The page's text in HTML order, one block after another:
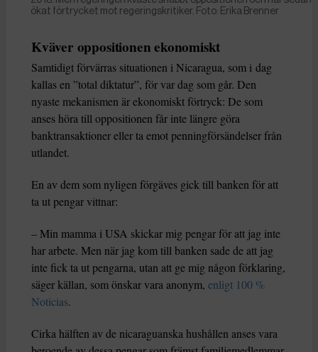
ökat förtrycket mot regeringskritiker. Foto: Erika Brenner
Kväver oppositionen ekonomiskt
Samtidigt förvärras situationen i Nicaragua, som i dag
kallas en ”total diktatur”, för var dag som går. Den
nyaste mekanismen är ekonomiskt förtryck: De som
anses höra till oppositionen får inte längre göra
banktransaktioner eller ta emot penningförsändelser från
utlandet.
En av dem som nyligen förgäves gick till banken för att
ta ut pengar vittnar:
– Min mamma i USA skickar mig pengar för att jag inte
har arbete. Men när jag kom till banken sade de att jag
inte fick ta ut pengarna, utan att ge mig någon förklaring,
säger källan, som önskar vara anonym, enligt 100 %
Noticias.
Cirka hälften av de nicaraguanska hushållen anses vara